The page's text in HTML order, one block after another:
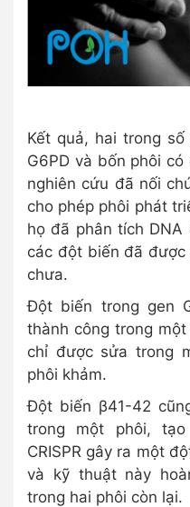
Kết quả, hai trong
G6PD và bốn phôi
nghiên cứu đã nối
cho phép phôi phát
họ đã phân tích
các đột biến đã
chưa.
Đột biến trong gen
thành công trong
chỉ được sửa trong
phôi khảm.
Đột biến β41-42
trong một phôi,
CRISPR gây ra một
và kỹ thuật này
trong hai phôi còn lại.